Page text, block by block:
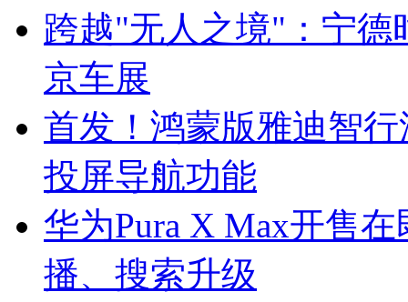
跨越"无人之境"：宁德
京车展
首发！鸿蒙版雅迪智
投屏导航功能
华为Pura X Max开售
播、搜索升级